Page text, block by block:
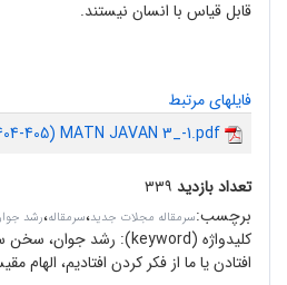
قابل قیاس با انسان نیستند.
فایلهای مرتبط
405) MATN JAVAN 3_-1.pdf
تعداد بازدید ۳۳۹
برچسب:سرمقاله مجلات جدید،سرمقاله،رشد
کلیدواژه (keyword):
رشد جوان، سخن
افتادن یا ما از فکر کردن افتادیم، الهام